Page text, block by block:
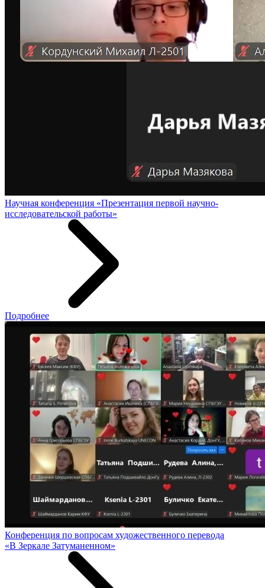
Научная конференция «Презентация первой научно-
исследовательской работы»
Подробнее
Конференция по вопросам художественного перевода
«В Зеркале Затуманенном»